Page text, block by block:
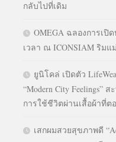
กลับไปที่เดิม
OMEGA ฉลองการเปิ
เวลา ณ ICONSIAM ริมแ
ยูนิโคล่ เปิดตัว
“Modern City
การใช้ชีวิตผ่านเสื้อผ้าที่ต
เสกผมสวยสุขภาพดี